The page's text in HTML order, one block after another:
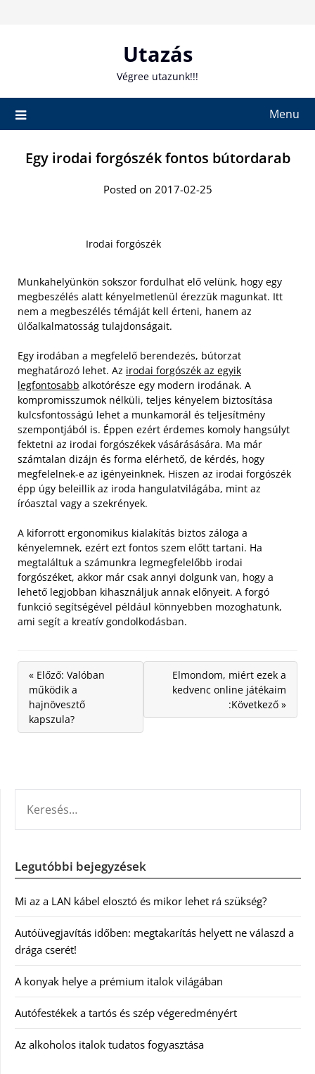
Utazás
Végree utazunk!!!
Menu
Egy irodai forgószék fontos bútordarab
Posted on 2017-02-25
Irodai forgószék
Munkahelyünkön sokszor fordulhat elő velünk, hogy egy
megbeszélés alatt kényelmetlenül érezzük magunkat. Itt
nem a megbeszélés témáját kell érteni, hanem az
ülőalkalmatosság tulajdonságait.
Egy irodában a megfelelő berendezés, bútorzat
meghatározó lehet. Az irodai forgószék az egyik
legfontosabb alkotórésze egy modern irodának. A
kompromisszumok nélküli, teljes kényelem biztosítása
kulcsfontosságú lehet a munkamorál és teljesítmény
szempontjából is. Éppen ezért érdemes komoly hangsúlyt
fektetni az irodai forgószékek vásárásására. Ma már
számtalan dizájn és forma elérhető, de kérdés, hogy
megfelelnek-e az igényeinknek. Hiszen az irodai forgószék
épp úgy beleillik az iroda hangulatvilágába, mint az
íróasztal vagy a szekrények.
A kiforrott ergonomikus kialakítás biztos záloga a
kényelemnek, ezért ezt fontos szem előtt tartani. Ha
megtaláltuk a számunkra legmegfelelőbb irodai
forgószéket, akkor már csak annyi dolgunk van, hogy a
lehető legjobban kihasználjuk annak előnyeit. A forgó
funkció segítségével például könnyebben mozoghatunk,
ami segít a kreatív gondolkodásban.
« Előző: Valóban
működik a
hajnövesztő
kapszula?
Elmondom, miért ezek a
kedvenc online játékaim
:Következő »
Legutóbbi bejegyzések
Mi az a LAN kábel elosztó és mikor lehet rá szükség?
Autóüvegjavítás időben: megtakarítás helyett ne válaszd a
drága cserét!
A konyak helye a prémium italok világában
Autófestékek a tartós és szép végeredményért
Az alkoholos italok tudatos fogyasztása